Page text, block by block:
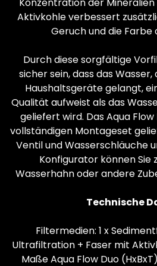
Konzentration der
Aktivkohle verbessert
Geruch und die Farbe
Durch diese sorgfältige
sicher sein, dass das
Haushaltsgeräte gelangt,
Qualität aufweist als das
geliefert wird. Das Aqua
vollständigen Montageset
Ventil und Wasserschläuche
Konfigurator können Sie
Wasserhahn oder andere
Technische
Filtermedien: 1 x
Ultrafiltration + Faser mit
Maße Aqua Flow Duo